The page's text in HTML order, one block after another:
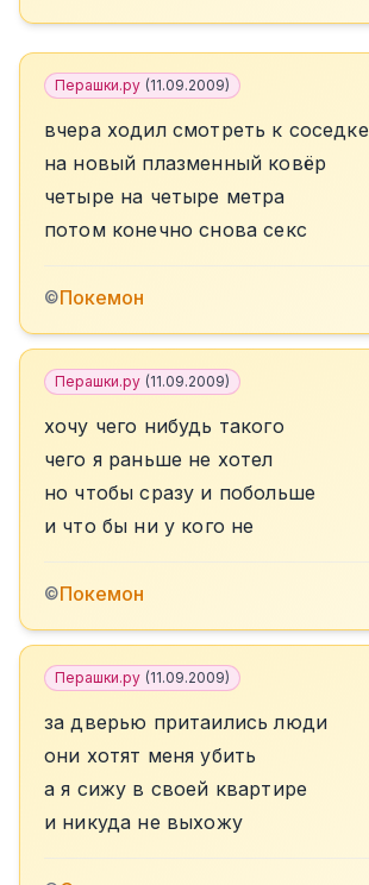
Перашки.ру (11.09.2009)
вчера ходил смотреть к соседке
на новый плазменный ковёр
четыре на четыре метра
потом конечно снова секс
©Покемон
Перашки.ру (11.09.2009)
хочу чего нибудь такого
чего я раньше не хотел
но чтобы сразу и побольше
и что бы ни у кого не
©Покемон
Перашки.ру (11.09.2009)
за дверью притаились люди
они хотят меня убить
а я сижу в своей квартире
и никуда не выхожу